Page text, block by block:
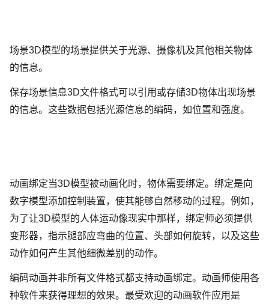
场景3D模型的场景提供关于光源、摄像机及其他相关物体
的信息。
保存场景信息3D文件格式可以引用或存储3D物体出现场景
的信息。这些数据包括光源信息的编码，如位置和强度。
动画绑定当3D模型被动画化时，物体需要绑定。绑定是向
数字模型添加控制装置，使其能够自然移动的过程。例如，
为了让3D模型的人体运动像现实中那样，绑定师必须提供
变形器，指示腿部应弯曲的位置、头部如何旋转，以及这些
动作如何产生其他细微差别的动作。
编码动画并非所有文件格式都支持动画绑定。动画师使用各
种软件来获得理想的效果。最受欢迎的动画软件应用是